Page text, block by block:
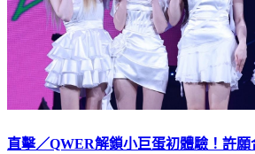
直擊／QWER解鎖小巨蛋初體驗！許